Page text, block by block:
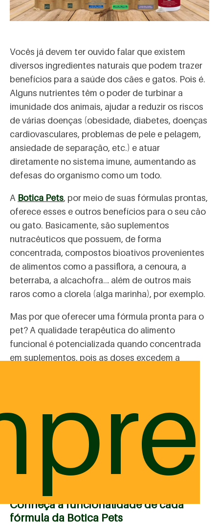
Vocês já devem ter ouvido falar que existem
diversos ingredientes naturais que podem trazer
benefícios para a saúde dos cães e gatos. Pois é.
Alguns nutrientes têm o poder de turbinar a
imunidade dos animais, ajudar a reduzir os riscos
de várias doenças (obesidade, diabetes, doenças
cardiovasculares, problemas de pele e pelagem,
ansiedade de separação, etc.) e atuar
diretamente no sistema imune, aumentando as
defesas do organismo como um todo.
A Botica Pets, por meio de suas fórmulas prontas,
oferece esses e outros benefícios para o seu cão
ou gato. Basicamente, são suplementos
nutracêuticos que possuem, de forma
concentrada, compostos bioativos provenientes
de alimentos como a passiflora, a cenoura, a
beterraba, a alcachofra… além de outros mais
raros como a clorela (alga marinha), por exemplo.
Mas por que oferecer uma fórmula pronta para o
pet? A qualidade terapêutica do alimento
funcional é potencializada quando concentrada
em suplementos, pois as doses excedem a
metabolismo celular, melhorar o funcionamento
do trato digestivo, a ativação do sistema
imunológico, com consequente melhoria da
saúde e bem-estar do pet.
Conheça a funcionalidade de cada
fórmula da Botica Pets